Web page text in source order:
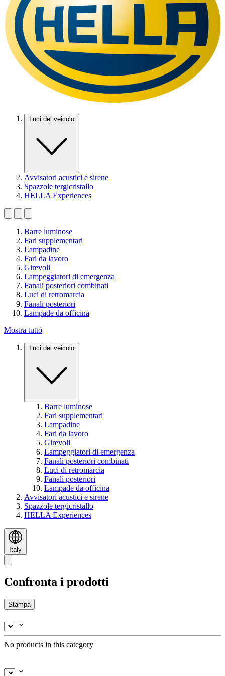
Luci del veicolo
Avvisatori acustici e sirene
Spazzole tergicristallo
HELLA Experiences
Barre luminose
Fari supplementari
Lampadine
Fari da lavoro
Girevoli
Lampeggiatori di emergenza
Fanali posteriori combinati
Luci di retromarcia
Fanali posteriori
Lampade da officina
Mostra tutto
Luci del veicolo
Barre luminose
Fari supplementari
Lampadine
Fari da lavoro
Girevoli
Lampeggiatori di emergenza
Fanali posteriori combinati
Luci di retromarcia
Fanali posteriori
Lampade da officina
Avvisatori acustici e sirene
Spazzole tergicristallo
HELLA Experiences
Italy
Confronta i prodotti
Stampa
No products in this category